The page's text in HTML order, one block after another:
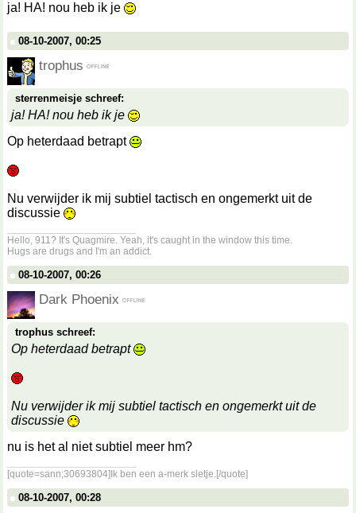
ja! HA! nou heb ik je
08-10-2007, 00:25
trophus
sterrenmeisje schreef:
ja! HA! nou heb ik je
Op heterdaad betrapt
Nu verwijder ik mij subtiel tactisch en ongemerkt uit de
discussie
Hello, 911? It's Quagmire. Yeah, it's caught in the window this time.
Hugs are drugs and I'm an addict.
08-10-2007, 00:26
Dark Phoenix
trophus schreef:
Op heterdaad betrapt
Nu verwijder ik mij subtiel tactisch en ongemerkt uit de
discussie
nu is het al niet subtiel meer hm?
[quote=sann;30693804]Ik ben een a-merk sletje.[/quote]
08-10-2007, 00:28